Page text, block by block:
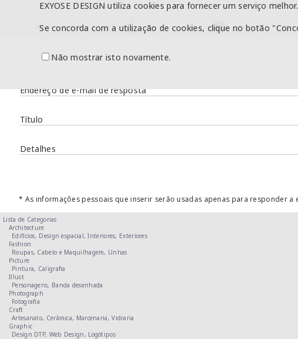
EXYOSE DESIGN utiliza cookies para fornecer um serviço melhor.
Se concorda com a utilização de cookies, clique no botão
Não mostrar isto novamente.
Endereço de e-mail de resposta
Título
Detalhes
* As informações pessoais que inserir serão usadas apenas para responder a
Lista de Categorias
Architecture
Edifícios, Design espacial,Interiores, Exteriores
Fashion
Roupas, Cabelo e Maquilhagem, Unhas
Picture
Pintura, Caligrafia
Illust
Personagens, Banda desenhada
Photograph
Fotografia
Craft
Artesanato, Cerâmica, Marcenaria,Vidraria
Graphic
Design DTP, Web Design, Logótipos